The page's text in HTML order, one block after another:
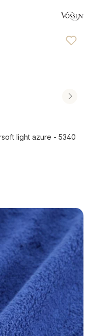
von 5 Sternen
light azure - 5340
Preis: